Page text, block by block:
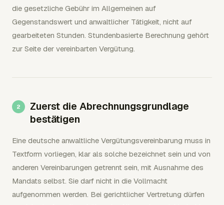
die gesetzliche Gebühr im Allgemeinen auf
Gegenstandswert und anwaltlicher Tätigkeit, nicht auf
gearbeiteten Stunden. Stundenbasierte Berechnung gehört
zur Seite der vereinbarten Vergütung.
Zuerst die Abrechnungsgrundlage
bestätigen
Eine deutsche anwaltliche Vergütungsvereinbarung muss in
Textform vorliegen, klar als solche bezeichnet sein und von
anderen Vereinbarungen getrennt sein, mit Ausnahme des
Mandats selbst. Sie darf nicht in die Vollmacht
aufgenommen werden. Bei gerichtlicher Vertretung dürfen